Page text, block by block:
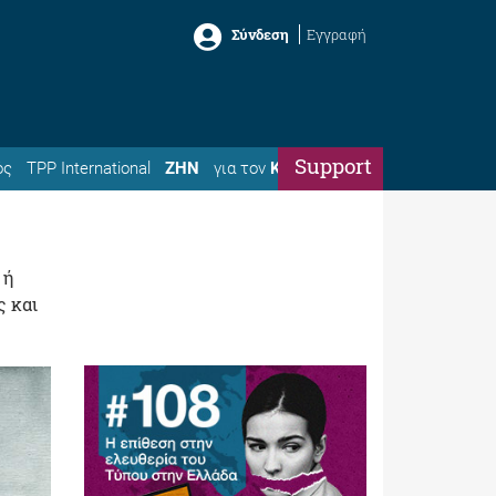
Σύνδεση Εγγραφή
TPP International ΖΗΝ για τον ΚώσταSupport
και